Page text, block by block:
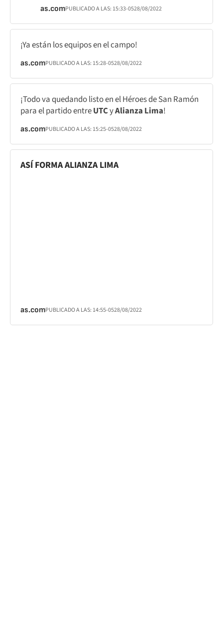
as.comPUBLICADO A LAS: 15:33-0528/08/2022
¡Ya están los equipos en el campo!
as.comPUBLICADO A LAS: 15:28-0528/08/2022
¡Todo va quedando listo en el Héroes de San Ramón
para el partido entreUTCyAlianza Lima!
as.comPUBLICADO A LAS: 15:25-0528/08/2022
ASÍ FORMA ALIANZA LIMA
as.comPUBLICADO A LAS: 14:55-0528/08/2022